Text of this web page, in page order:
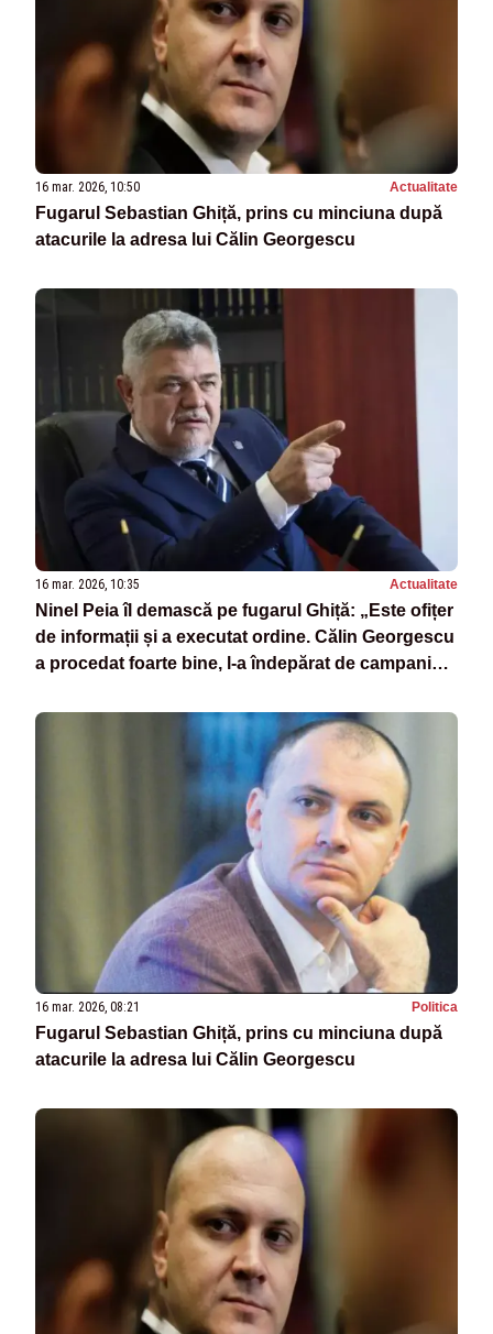
16 mar. 2026, 10:50 Actualitate
Fugarul Sebastian Ghiță, prins cu minciuna după
atacurile la adresa lui Călin Georgescu
16 mar. 2026, 10:35 Actualitate
Ninel Peia îl demască pe fugarul Ghiță: „Este ofițer
de informații și a executat ordine. Călin Georgescu
a procedat foarte bine, l-a îndepărat de campania
16 mar. 2026, 08:21 Politica
Fugarul Sebastian Ghiță, prins cu minciuna după
atacurile la adresa lui Călin Georgescu